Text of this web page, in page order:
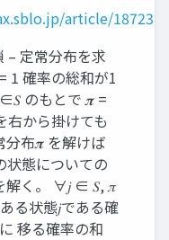
article/
– 定常分布を求
1 確率の総和が1
のもとで 𝝅 =
から掛けても
分布𝝅 を解けば
状態についての
解く。 ∀𝑗 ∈ 𝑆, 𝜋
る状態𝑗である確
移る確率の和